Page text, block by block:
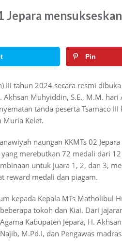
Pin
III tahun 2024 secara resmi
Akhsan Muhyiddin, S.E., M.M.
tanda peserta Tsamaco III
Muria Kelet.
naungan KKMTs 02
merebutkan 72 medali dari
untuk juara 1, 2, dan 3,
reward medali dan piagam.
kepada Kepala MTs Matholibul
tokoh dan Kiai. Dari
Kabupaten Jepara, H.
M.Pd.I, dan Pengawas